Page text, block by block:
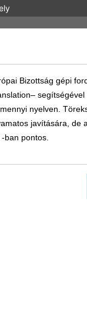
Info
Bizottság gépi
nyelven.
javítására, de
ban pontos.